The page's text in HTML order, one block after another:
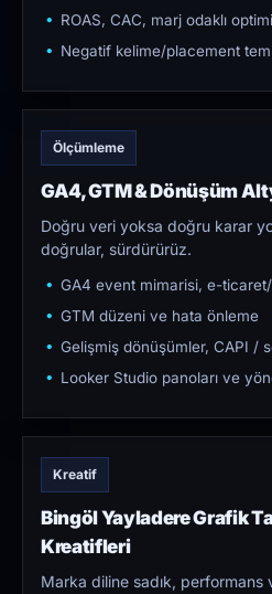
ROAS, CAC, marj odaklı
Negatif kelime/placement
Ölçümleme
GA4, GTM & Dönüşüm
Doğru veri yoksa doğru karar
doğrular, sürdürürüz.
GA4 event mimarisi, e-
GTM düzeni ve hata önleme
Gelişmiş dönüşümler, CAPI /
Looker Studio panoları ve
Kreatif
Bingöl Yayladere Grafik
Kreatifleri
Marka diline sadık,